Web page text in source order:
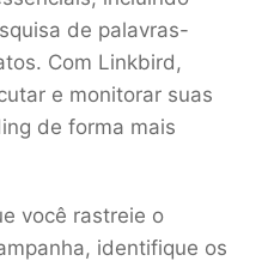
de palavras-
Com Linkbird,
e monitorar suas
de forma mais
você rastreie o
identifique os